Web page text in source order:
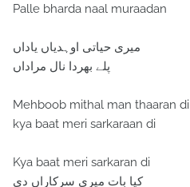
Palle bharda naal muraadan
میری حیاتی اوہدیاں یاداں
پلے بھردا نال مراداں
Mehboob mithal man thaaran di
kya baat meri sarkaraan di
Kya baat meri sarkaran di
کیا بات میری سرکاراں دی